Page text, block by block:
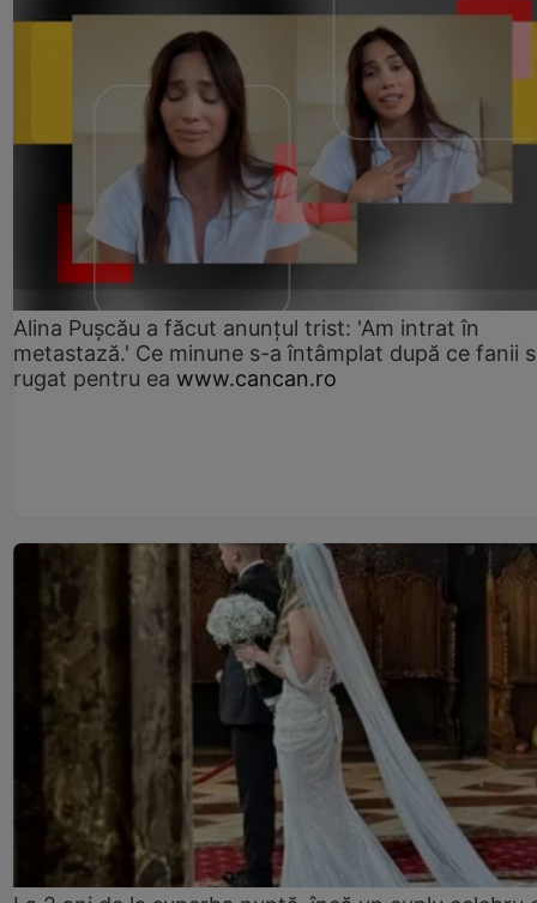
Alina Pușcău a făcut anunțul trist: 'Am intrat în
metastază.' Ce minune s-a întâmplat după ce fanii
rugat pentru ea www.cancan.ro